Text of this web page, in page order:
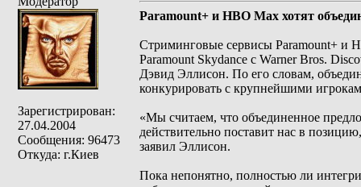
Зарегистрирован:
27.04.2004
Сообщения: 96473
Откуда: г.Киев
Paramount+ и HBO Max хотят
Стриминговые сервисы Paramount+ и
Paramount Skydance с Warner Bros.
Дэвид Эллисон. По его словам,
конкурировать с крупнейшими
«Мы считаем, что объединенное
действительно поставит нас в
заявил Эллисон.
Пока непонятно, полностью ли